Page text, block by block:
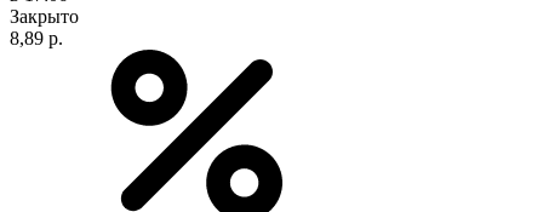
Закрыто
8,89 р.